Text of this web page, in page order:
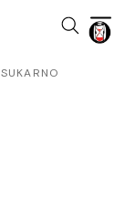
SUKARNO